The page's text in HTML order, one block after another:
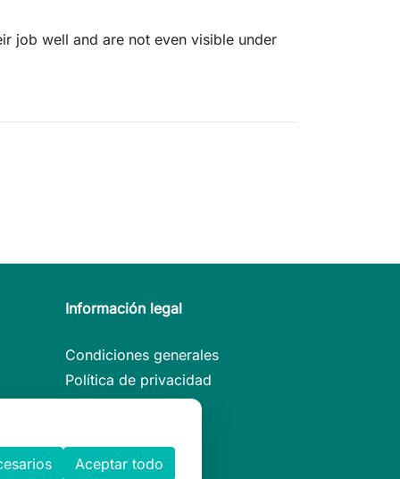
job well and are not even visible under
Información legal
Condiciones generales
Política de privacidad
Aceptar todo